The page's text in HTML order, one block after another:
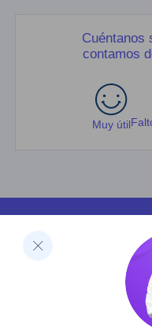
Cuéntanos
contamos
Muy útil
Ciencias de la Salud
Negocios y Economía
Barberi de Ingeniería,
Ciencias Humanas
Decanatura de